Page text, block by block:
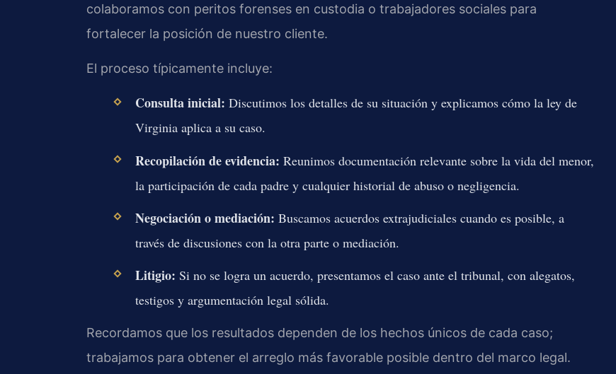
colaboramos con peritos forenses en custodia o trabajadores sociales para
fortalecer la posición de nuestro cliente.
El proceso típicamente incluye:
Consulta inicial: Discutimos los detalles de su situación y explicamos cómo la ley de
Virginia aplica a su caso.
Recopilación de evidencia: Reunimos documentación relevante sobre la vida del menor,
la participación de cada padre y cualquier historial de abuso o negligencia.
Negociación o mediación: Buscamos acuerdos extrajudiciales cuando es posible, a
través de discusiones con la otra parte o mediación.
Litigio: Si no se logra un acuerdo, presentamos el caso ante el tribunal, con alegatos,
testigos y argumentación legal sólida.
Recordamos que los resultados dependen de los hechos únicos de cada caso;
trabajamos para obtener el arreglo más favorable posible dentro del marco legal.